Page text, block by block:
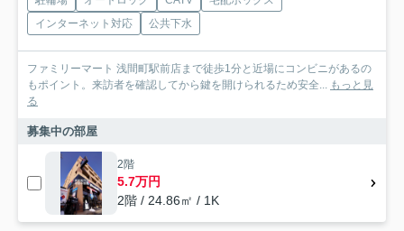
インターネット対応
公共下水
ファミリーマート 浅間町駅前店まで徒歩1分と近場にコンビニがあるの
もポイント。来訪者を確認してから鍵を開けられるため安全... もっと見
る
募集中の部屋
2階
5.7万円
2階 / 24.86㎡ / 1K